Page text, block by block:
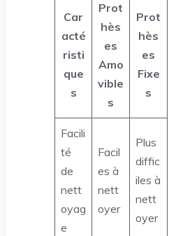
Car
acté
risti
que
s
Prot
hès
es
Amo
vible
s
Prot
hès
es
Fixe
s
Facili
té
de
nett
oyag
e
Facil
es à
nett
oyer
Plus
diffic
iles à
nett
oyer